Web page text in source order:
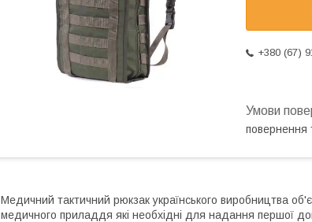
+380 (67)
повернення
Медичний тактичний рюкзак українського виробництва
медичного приладдя які необхідні для надання першої